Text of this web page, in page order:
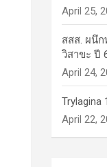
April 25,
สสส. ผนึ
วิสาขะ ปี
April 24,
April 22,